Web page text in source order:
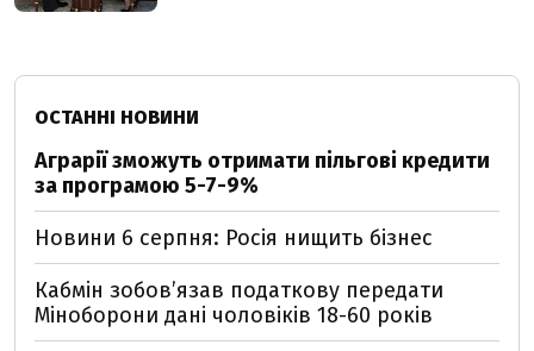
ОСТАННІ НОВИНИ
Аграрії зможуть отримати пільгові кредити
за програмою 5-7-9%
Новини 6 серпня: Росія нищить бізнес
Кабмін зобовʼязав податкову передати
Міноборони дані чоловіків 18-60 років